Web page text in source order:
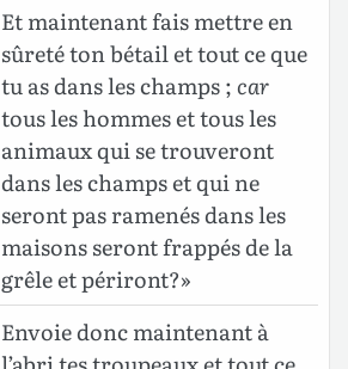
Et maintenant fais mettre en
sûreté ton bétail et tout ce que
tu as dans les champs ;car
tous les hommes et tous les
animaux qui se trouveront
dans les champs et qui ne
seront pas ramenés dans les
maisons seront frappés de la
grêle et périront?»
Envoie donc maintenant à